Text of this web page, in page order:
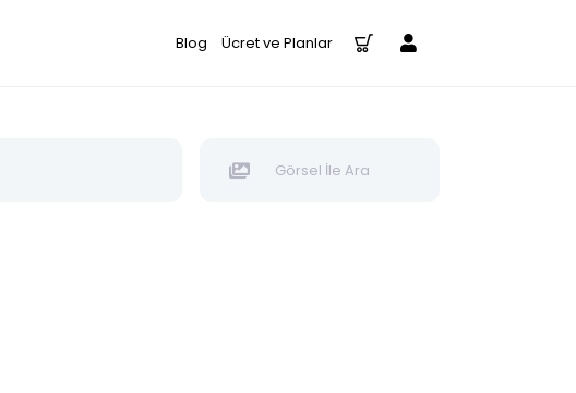
Blog Ücret ve Planlar
Görsel İle Ara